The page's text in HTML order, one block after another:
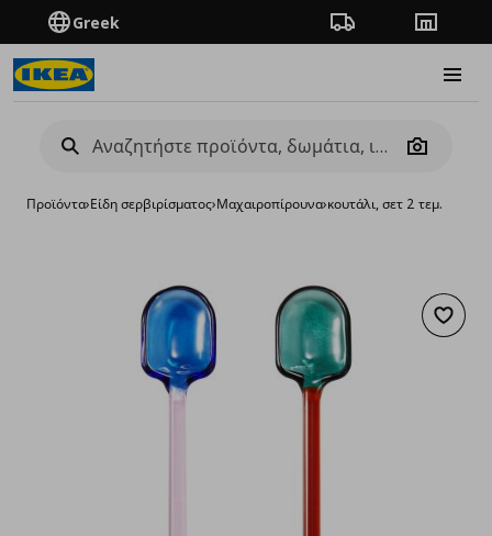
Greek Πορεία παραγγελίας
Camera
Προϊόντα›Είδη σερβιρίσματος›Μαχαιροπίρουνα›κουτάλι, σετ 2 τεμ.